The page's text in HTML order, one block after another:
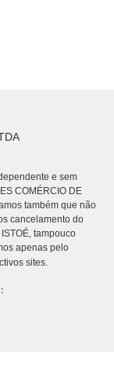
e sem
COMÉRCIO DE
também que não
cancelamento do
tampouco
apenas pelo
sites.